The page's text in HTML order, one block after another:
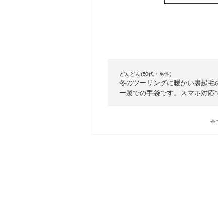
どんどん(50代・男性)
冬のツーリングに暖かい裏起
ー製での手袋です。スマホ対
全